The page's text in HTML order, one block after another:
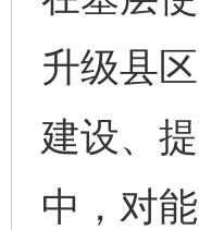
升级县
建设、
中，对